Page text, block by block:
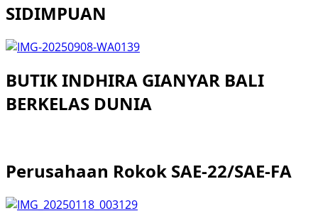
SIDIMPUAN
BUTIK INDHIRA GIANYAR BALI
BERKELAS DUNIA
Perusahaan Rokok SAE-22/SAE-FA